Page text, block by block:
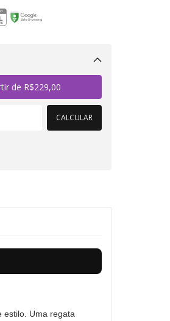
de R$229,00
CALCULAR
estilo. Uma regata